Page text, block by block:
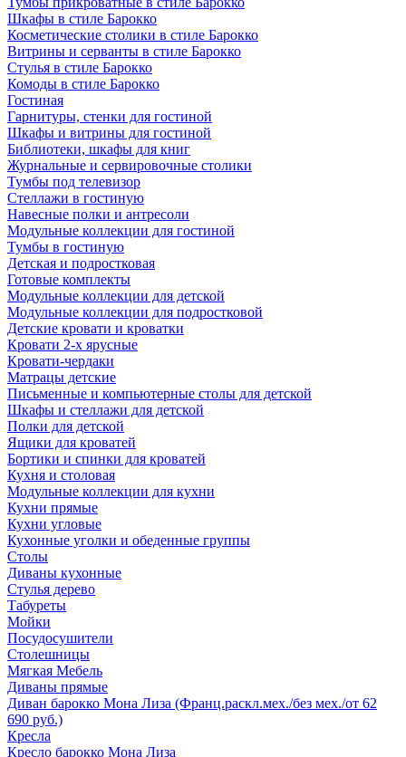
Шкафы в стиле Барокко
Косметические столики в стиле Барокко
Витрины и серванты в стиле Барокко
Стулья в стиле Барокко
Комоды в стиле Барокко
Гостиная
Гарнитуры, стенки для гостиной
Шкафы и витрины для гостиной
Библиотеки, шкафы для книг
Журнальные и сервировочные столики
Тумбы под телевизор
Стеллажи в гостиную
Навесные полки и антресоли
Модульные коллекции для гостиной
Тумбы в гостиную
Детская и подростковая
Готовые комплекты
Модульные коллекции для детской
Модульные коллекции для подростковой
Детские кровати и кроватки
Кровати 2-х ярусные
Кровати-чердаки
Матрацы детские
Письменные и компьютерные столы для детской
Шкафы и стеллажи для детской
Полки для детской
Ящики для кроватей
Бортики и спинки для кроватей
Кухня и столовая
Модульные коллекции для кухни
Кухни прямые
Кухни угловые
Кухонные уголки и обеденные группы
Столы
Диваны кухонные
Стулья дерево
Табуреты
Мойки
Посудосушители
Столешницы
Мягкая Мебель
Диваны прямые
Диван барокко Мона Лиза (Франц.раскл.мех./без мех./от 62
690 руб.)
Кресла
Кресло барокко Мона Лиза